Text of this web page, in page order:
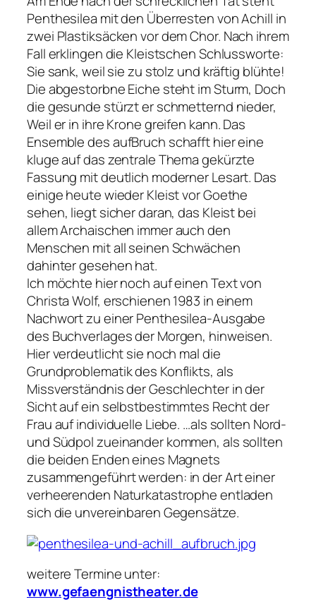
Penthesilea mit den Überresten von Achill in
zwei Plastiksäcken vor dem Chor. Nach ihrem
Fall erklingen die Kleistschen Schlussworte:
Sie sank, weil sie zu stolz und kräftig blühte!
Die abgestorbne Eiche steht im Sturm, Doch
die gesunde stürzt er schmetternd nieder,
Weil er in ihre Krone greifen kann.Das
Ensemble des aufBruch schafft hier eine
kluge auf das zentrale Thema gekürzte
Fassung mit deutlich moderner Lesart. Das
einige heute wieder Kleist vor Goethe
sehen, liegt sicher daran, das Kleist bei
allem Archaischen immer auch den
Menschen mit all seinen Schwächen
dahinter gesehen hat.
Ich möchte hier noch auf einen Text von
Christa Wolf, erschienen 1983 in einem
Nachwort zu einer Penthesilea-Ausgabe
des Buchverlages der Morgen, hinweisen.
Hier verdeutlicht sie noch mal die
Grundproblematik des Konflikts, als
Missverständnis der Geschlechter in der
Sicht auf ein selbstbestimmtes Recht der
Frau auf individuelle Liebe. …als sollten Nord-
und Südpol zueinander kommen, als sollten
die beiden Enden eines Magnets
zusammengeführt werden: in der Art einer
verheerenden Naturkatastrophe entladen
sich die unvereinbaren Gegensätze.
weitere Termine unter:
www.gefaengnistheater.de